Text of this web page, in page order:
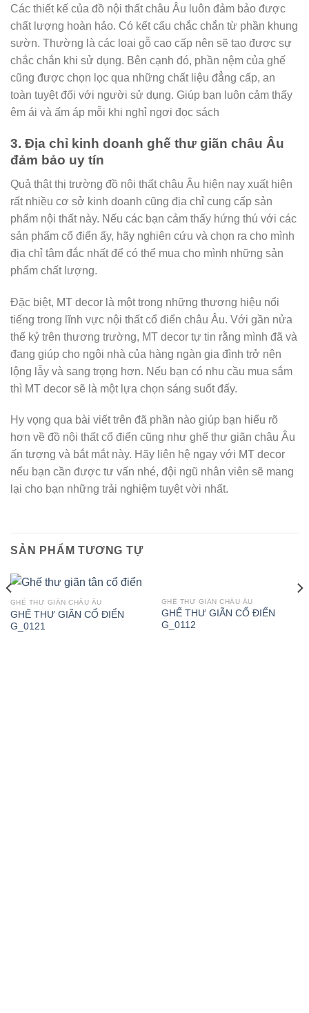
Các thiết kế của đồ nội thất châu Âu luôn đảm bảo được
chất lượng hoàn hảo. Có kết cấu chắc chắn từ phần khung
sườn. Thường là các loại gỗ cao cấp nên sẽ tạo được sự
chắc chắn khi sử dụng. Bên cạnh đó, phần nệm của ghế
cũng được chọn lọc qua những chất liệu đẳng cấp, an
toàn tuyệt đối với người sử dụng. Giúp bạn luôn cảm thấy
êm ái và ấm áp mỗi khi nghỉ ngơi đọc sách
3. Địa chỉ kinh doanh ghế thư giãn châu Âu
đảm bảo uy tín
Quả thật thị trường đồ nội thất châu Âu hiện nay xuất hiện
rất nhiều cơ sở kinh doanh cũng địa chỉ cung cấp sản
phẩm nội thất này. Nếu các bạn cảm thấy hứng thú với các
sản phẩm cổ điển ấy, hãy nghiên cứu và chọn ra cho mình
địa chỉ tâm đắc nhất để có thể mua cho mình những sản
phẩm chất lượng.
Đặc biệt, MT decor là một trong những thương hiệu nổi
tiếng trong lĩnh vực nội thất cổ điển châu Âu. Với gần nửa
thế kỷ trên thương trường, MT decor tự tin rằng mình đã và
đang giúp cho ngôi nhà của hàng ngàn gia đình trở nên
lộng lẫy và sang trọng hơn. Nếu bạn có nhu cầu mua sắm
thì MT decor sẽ là một lựa chọn sáng suốt đấy.
Hy vọng qua bài viết trên đã phần nào giúp bạn hiểu rõ
hơn về đồ nội thất cổ điển cũng như ghế thư giãn châu Âu
ấn tượng và bắt mắt này. Hãy liên hệ ngay với MT decor
nếu bạn cần được tư vấn nhé, đội ngũ nhân viên sẽ mang
lại cho bạn những trải nghiệm tuyệt vời nhất.
SẢN PHẨM TƯƠNG TỰ
GHẾ THƯ GIÃN CHÂU ÂU
GHẾ THƯ GIÃN CỔ ĐIỂN
G_0121
GHẾ THƯ GIÃN CHÂU ÂU
GHẾ THƯ GIÃN CỔ ĐIỂN
G_0112